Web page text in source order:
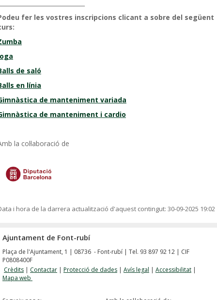
fer les vostres inscripcions clicant a sobre del següent
de saló
en línia
de manteniment variada
de manteniment i cardio
la col·laboració de
i hora de la darrera actualització d'aquest contingut: 30-09-2025 19:02
Ajuntament de Font-rubí
Plaça de l'Ajuntament, 1 | 08736 - Font-rubí | Tel. 93 897 92 12 | CIF
P0808400F
Crèdits | Contactar | Protecció de dades | Avís legal | Accessibilitat |
Mapa web